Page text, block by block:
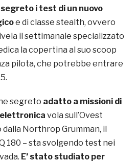
i test di un nuovo
e di classe stealth, ovvero
il settimanale specializzato
la copertina al suo scoop
pilota, che potrebbe entrare
segreto adatto a missioni di
vola sull’Ovest
Northrop Grumman, il
180 – sta svolgendo test nei
E’ stato studiato per